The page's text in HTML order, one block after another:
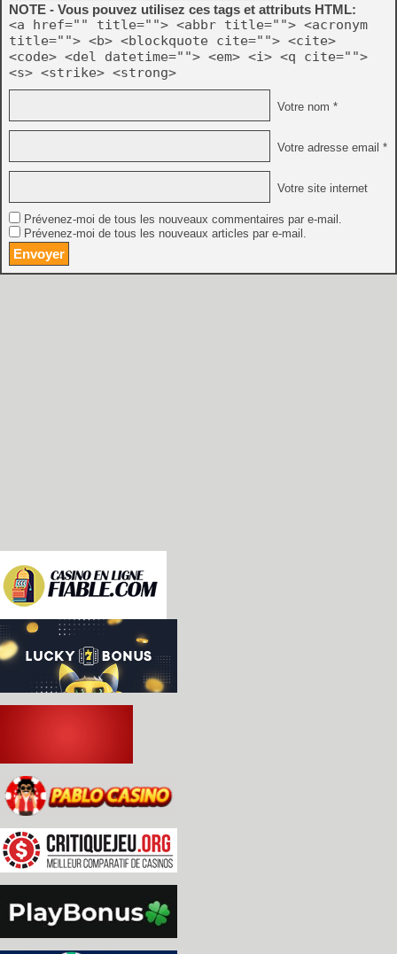
NOTE - Vous pouvez utilisez ces tags et attributs HTML:
<a href="" title=""> <abbr title=""> <acronym
title=""> <b> <blockquote cite=""> <cite>
<code> <del datetime=""> <em> <i> <q cite="">
<s> <strike> <strong>
Votre nom *
Votre adresse email *
Votre site internet
Prévenez-moi de tous les nouveaux commentaires par e-mail.
Prévenez-moi de tous les nouveaux articles par e-mail.